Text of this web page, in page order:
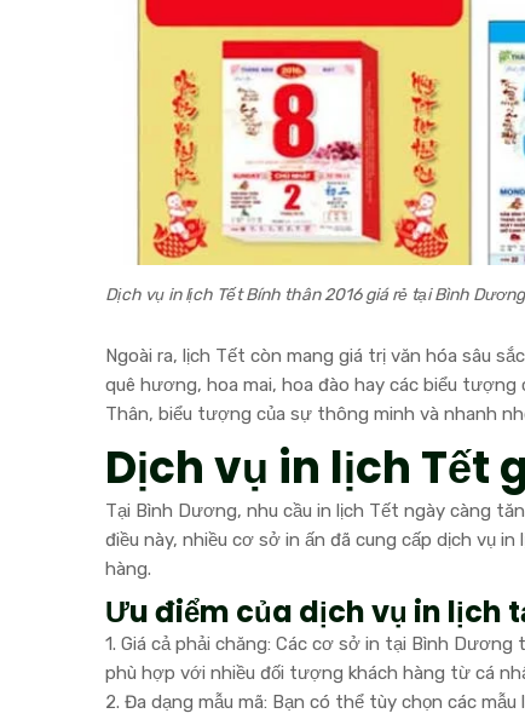
Dịch vụ in lịch Tết Bính thân 2016 giá rẻ tại Bình Dương
Ngoài ra, lịch Tết còn mang giá trị văn hóa sâu
quê hương, hoa mai, hoa đào hay các biểu tượng
Thân, biểu tượng của sự thông minh và nhanh
Dịch vụ in lịch Tết
Tại Bình Dương, nhu cầu in lịch Tết ngày càng
điều này, nhiều cơ sở in ấn đã cung cấp dịch vụ
hàng.
Ưu điểm của dịch vụ in lịch
1. Giá cả phải chăng: Các cơ sở in tại Bình
phù hợp với nhiều đối tượng khách hàng từ cá
2. Đa dạng mẫu mã: Bạn có thể tùy chọn các